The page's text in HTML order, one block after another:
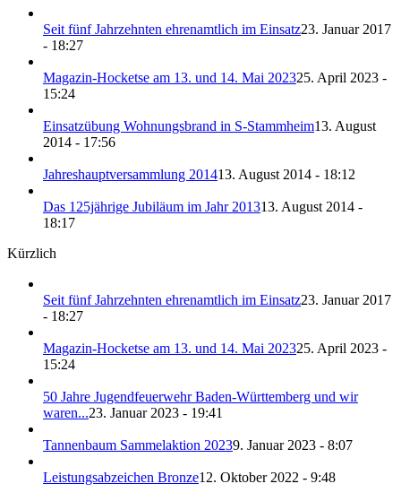
Seit fünf Jahrzehnten ehrenamtlich im Einsatz23. Januar 2017
- 18:27
Magazin-Hocketse am 13. und 14. Mai 202325. April 2023 -
15:24
Einsatzübung Wohnungsbrand in S-Stammheim13. August
2014 - 17:56
Jahreshauptversammlung 201413. August 2014 - 18:12
Das 125jährige Jubiläum im Jahr 201313. August 2014 -
18:17
Kürzlich
Seit fünf Jahrzehnten ehrenamtlich im Einsatz23. Januar 2017
- 18:27
Magazin-Hocketse am 13. und 14. Mai 202325. April 2023 -
15:24
50 Jahre Jugendfeuerwehr Baden-Württemberg und wir
waren...23. Januar 2023 - 19:41
Tannenbaum Sammelaktion 20239. Januar 2023 - 8:07
Leistungsabzeichen Bronze12. Oktober 2022 - 9:48